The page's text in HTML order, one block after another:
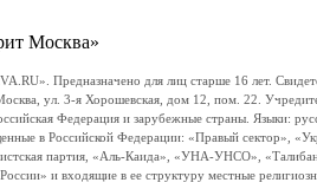
Москва»
Предназначено для лиц старше 16 лет.
ул. 3-я Хорошевская, дом 12, пом. 22.
Федерация и зарубежные страны. Языки:
в Российской Федерации: «Правый
партия, «Аль-Каида», «УНА-УНСО»,
и входящие в ее структуру местные